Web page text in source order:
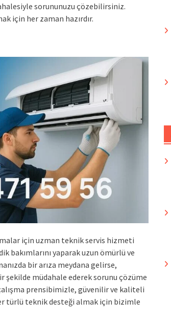
sorununuzu çözebilirsiniz.
için her zaman hazırdır.
için uzman teknik servis hizmeti
bakımlarını yaparak uzun ömürlü ve
bir arıza meydana gelirse,
müdahale ederek sorunu çözüme
prensibimizle, güvenilir ve kaliteli
türlü teknik desteği almak için bizimle